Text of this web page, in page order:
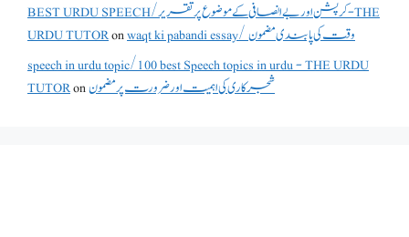
BEST URDU SPEECH/کرپشن اور بے انصافی کے موضوع پر تقریر - THE
URDU TUTORon
waqt ki pabandi essay/ وقت کی پابندی مضمون
speech in urdu topic/100 best Speech topics in urdu - THE URDU
TUTORonشجرکاری کی اہمیت اور ضرورت پر مضمون